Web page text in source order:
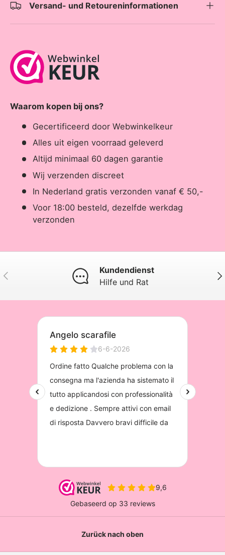
Versand- und Retoureninformationen
Waarom kopen bij ons?
Gecertificeerd door Webwinkelkeur
Alles uit eigen voorraad geleverd
Altijd minimaal 60 dagen garantie
Wij verzenden discreet
In Nederland gratis verzonden vanaf € 50,-
Voor 18:00 besteld, dezelfde werkdag
verzonden
Vorherige
Kundendienst
Hilfe und Rat
Zurück nach oben